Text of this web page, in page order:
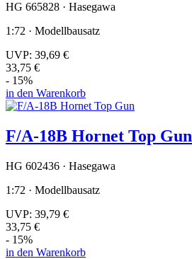
HG 665828 · Hasegawa
1:72 · Modellbausatz
UVP: 39,69 €
33,75 €
- 15%
in den Warenkorb
F/A-18B Hornet Top Gun
HG 602436 · Hasegawa
1:72 · Modellbausatz
UVP: 39,79 €
33,75 €
- 15%
in den Warenkorb